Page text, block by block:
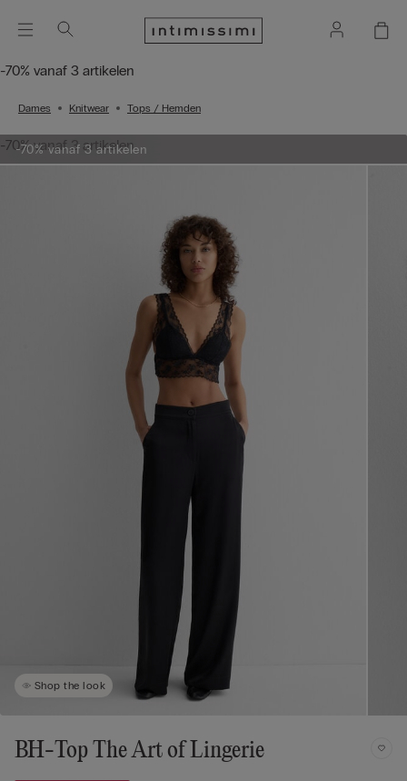
-70% vanaf 3 artikelen
Dames Knitwear Tops / Hemden
-70% vanaf 3 artikelen
-70% vanaf 3 artikelen
Shop the look
BH-Top The Art of Lingerie